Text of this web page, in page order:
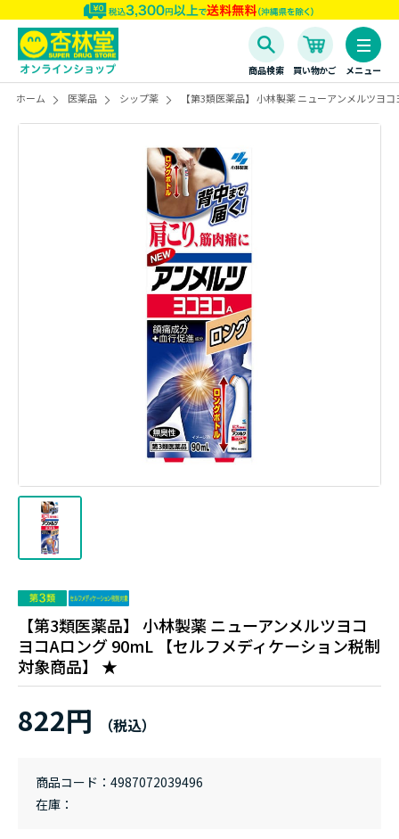
商品検索 買い物かご メニュー
ホーム 医薬品 シップ薬 【第3類医薬品】 小林製薬 ニューアンメルツヨ
【第3類医薬品】 小林製薬 ニューアンメルツヨコ
ヨコAロング 90mL 【セルフメディケーション税制
対象商品】 ★
822円
商品コード
4987072039496
在庫